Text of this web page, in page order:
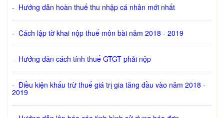
- Hướng dẫn hoàn thuế thu nhập cá nhân mới nhất
- Cách lập tờ khai nộp thuế môn bài năm 2018 - 2019
- Hướng dẫn cách tính thuế GTGT phải nộp
- Điều kiện khấu trừ thuế giá trị gia tăng đầu vào năm 2018 -
2019